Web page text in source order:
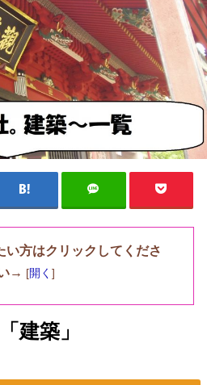
い方はクリックしてくださ
→ [開く ]
建築」